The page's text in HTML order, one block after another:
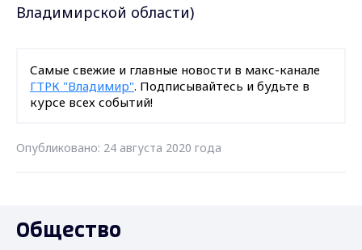
Владимирской области)
Самые свежие и главные новости в макс-канале
ГТРК "Владимир". Подписывайтесь и будьте в
курсе всех событий!
Опубликовано: 24 августа 2020 года
Общество